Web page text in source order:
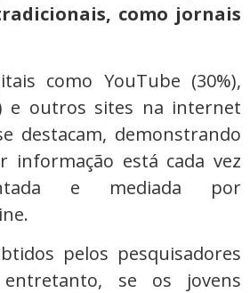
como jornais
como YouTube (30%),
e outros sites na internet
destacam, demonstrando
informação está cada vez
e mediada por
pelos pesquisadores
se os jovens